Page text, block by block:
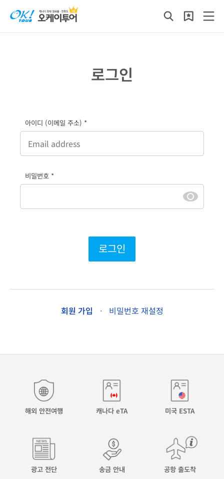
로그인
아이디 (이메일 주소) *
비밀번호 *
로그인
회원 가입 · 비밀번호 재설정
해외 안전여행 캐나다 eTA 미국 ESTA
광고 전단 송금 안내 공항 출도착